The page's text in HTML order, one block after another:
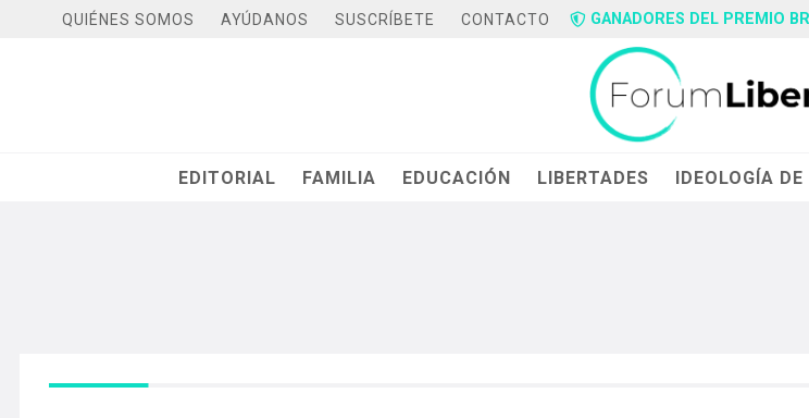
QUIÉNES SOMOS AYÚDANOS SUSCRÍBETE CONTACTO GANADORES DEL PREMIO
EDITORIAL FAMILIA EDUCACIÓN LIBERTADES IDEOLOGÍA DE